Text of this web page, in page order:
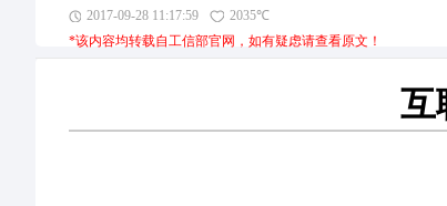
网域名管理准
2017-09-28 11:17:59
2035℃
*该内容均转载自工信部官网，如有疑虑请查看原文！
互